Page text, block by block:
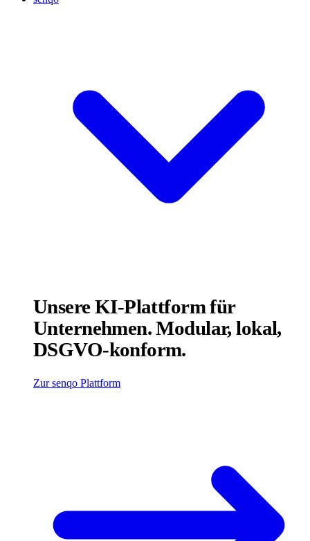
Unsere KI-Plattform für
Unternehmen. Modular, lokal,
DSGVO-konform.
Zur senqo Plattform